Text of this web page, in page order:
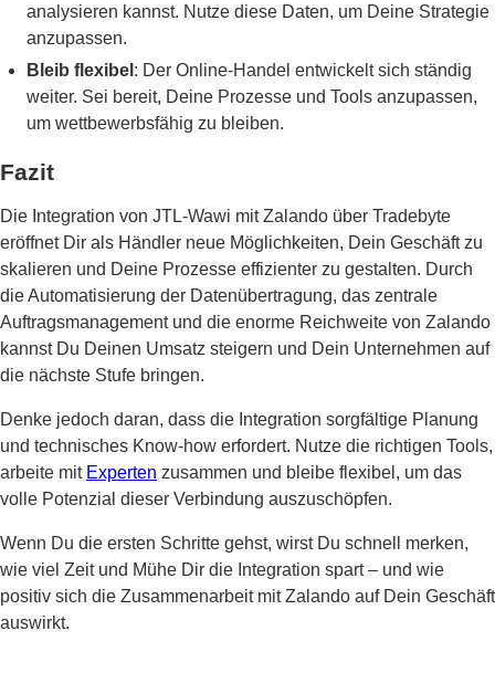
analysieren kannst. Nutze diese Daten, um Deine Strategie
anzupassen.
Bleib flexibel : Der Online-Handel entwickelt sich ständig
weiter. Sei bereit, Deine Prozesse und Tools anzupassen,
um wettbewerbsfähig zu bleiben.
Fazit
Die Integration von JTL-Wawi mit Zalando über Tradebyte
eröffnet Dir als Händler neue Möglichkeiten, Dein Geschäft zu
skalieren und Deine Prozesse effizienter zu gestalten. Durch
die Automatisierung der Datenübertragung, das zentrale
Auftragsmanagement und die enorme Reichweite von Zalando
kannst Du Deinen Umsatz steigern und Dein Unternehmen auf
die nächste Stufe bringen.
Denke jedoch daran, dass die Integration sorgfältige Planung
und technisches Know-how erfordert. Nutze die richtigen Tools,
arbeite mit Experten zusammen und bleibe flexibel, um das
volle Potenzial dieser Verbindung auszuschöpfen.
Wenn Du die ersten Schritte gehst, wirst Du schnell merken,
wie viel Zeit und Mühe Dir die Integration spart – und wie
positiv sich die Zusammenarbeit mit Zalando auf Dein Geschäft
auswirkt.